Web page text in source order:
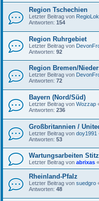
Region Tschechien
Letzter Beitrag von RegioLok
Antworten: 154
Region Ruhrgebiet
Letzter Beitrag von
Antworten: 92
Region Bremen/
Letzter Beitrag von
Antworten: 72
Bayern (Nord/Süd)
Letzter Beitrag von Wozzap
Antworten: 236
Großbritannien /
Letzter Beitrag von doy1991
Antworten: 53
Wartungsarbeiten Stitz
Letzter Beitrag von abrixas «
Rheinland-Pfalz
Letzter Beitrag von suedgro
Antworten: 48